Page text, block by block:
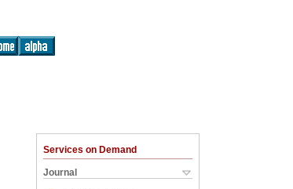
Services on Demand
Journal